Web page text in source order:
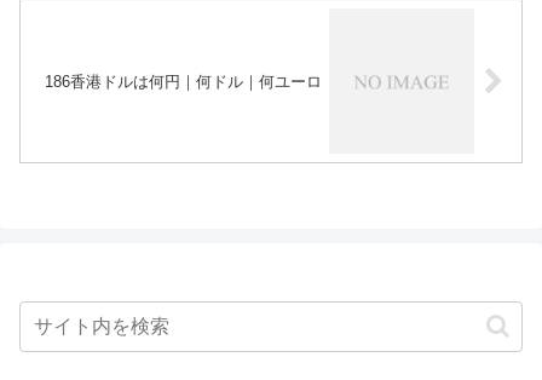
186香港ドルは何円｜何ドル｜何ユーロ